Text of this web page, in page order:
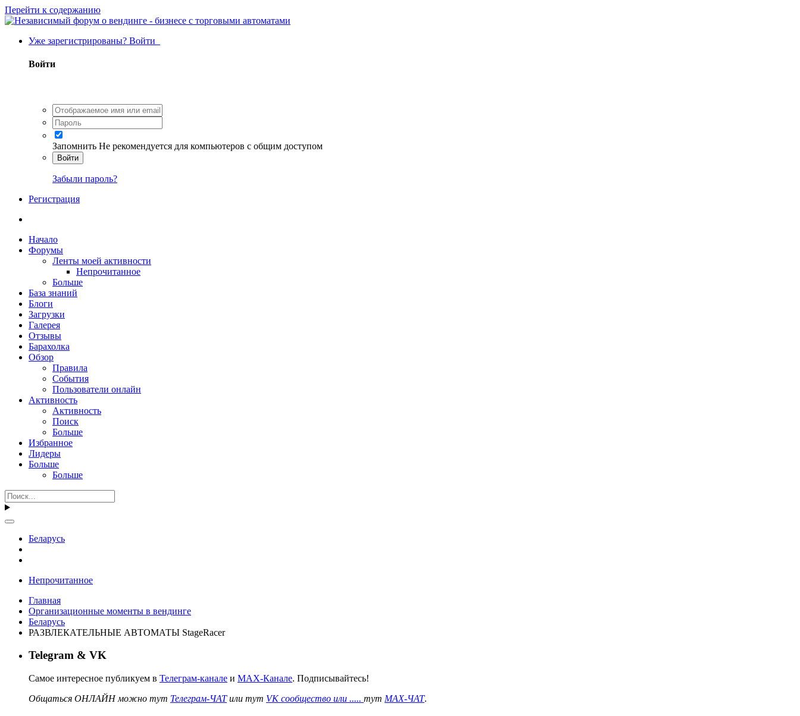
Перейти к содержанию
Уже зарегистрированы? Войти
Войти
Запомнить Не рекомендуется для компьютеров с общим доступом
Войти
Забыли пароль?
Регистрация
Начало
Форумы
Ленты моей активности
Непрочитанное
Больше
База знаний
Блоги
Загрузки
Галерея
Отзывы
Барахолка
Обзор
Правила
События
Пользователи онлайн
Активность
Активность
Поиск
Больше
Избранное
Лидеры
Больше
Больше
Беларусь
Непрочитанное
Главная
Организационные моменты в вендинге
Беларусь
РАЗВЛЕКАТЕЛЬНЫЕ АВТОМАТЫ StageRacer
Telegram & VK
Самое интересное публикуем в Телеграм-канале и MAX-Канале. Подписывайтесь!
Общаться ОНЛАЙН можно тут Телеграм-ЧАТили тут VK сообщество или ..... тут MAX-ЧАТ.